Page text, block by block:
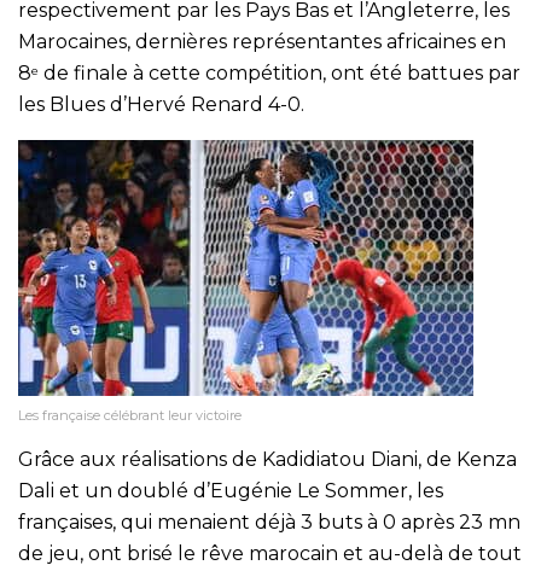
respectivement par les Pays Bas et l’Angleterre, les
Marocaines, dernières représentantes africaines en
8e de finale à cette compétition, ont été battues par
les Blues d’Hervé Renard 4-0.
Les française célébrant leur victoire
Grâce aux réalisations de Kadidiatou Diani, de Kenza
Dali et un doublé d’Eugénie Le Sommer, les
françaises, qui menaient déjà 3 buts à 0 après 23 mn
de jeu, ont brisé le rêve marocain et au-delà de tout